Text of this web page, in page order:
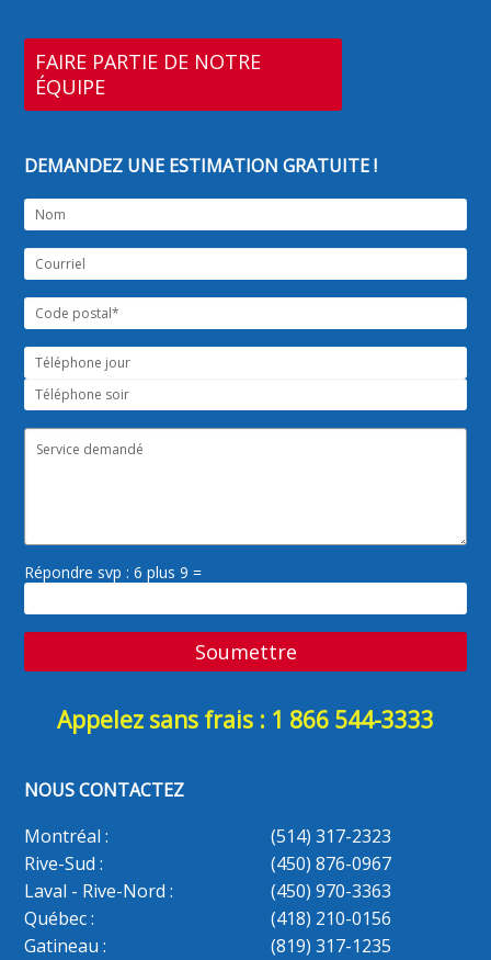
FAIRE PARTIE DE NOTRE
ÉQUIPE
DEMANDEZ UNE ESTIMATION GRATUITE !
Répondre svp : 6 plus 9 =
Appelez sans frais : 1 866 544-3333
NOUS CONTACTEZ
Montréal :
(514) 317-2323
Rive-Sud :
(450) 876-0967
Laval - Rive-Nord :
(450) 970-3363
Québec :
(418) 210-0156
Gatineau :
(819) 317-1235